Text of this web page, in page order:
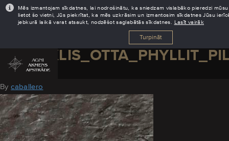
Mēs izmantojam sīkdatnes, lai nodrošinātu, ka sniedzam vislabāko pieredzi
lietot šo vietni, Jūs piekrītat, ka mēs uzkrāsim un izmantosim sīkdatnes Jūsu
jebkurā laikā varat atsaukt, nodzēšot saglabātās sīkdatnes. Lasīt vairāk
Turpināt
February 1, 2019
Bycaballero